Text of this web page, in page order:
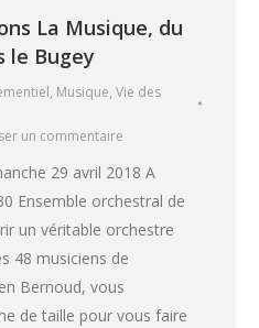
La Musique, du
le Bugey
, Musique, Vie des
un commentaire
29 avril 2018 A
Ensemble orchestral de
un véritable orchestre
48 musiciens de
Bernoud, vous
de taille pour vous faire